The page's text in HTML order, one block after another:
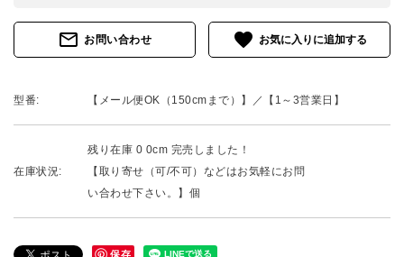
mail_outline お問い合わせ favorite
型番: 【メール便OK（150cmまで）】／【1～3営業日】
在庫状況:
残り在庫 0 0cm 完売しました！
【取り寄せ（可/不可）などはお気軽にお問
い合わせ下さい。】個
保存